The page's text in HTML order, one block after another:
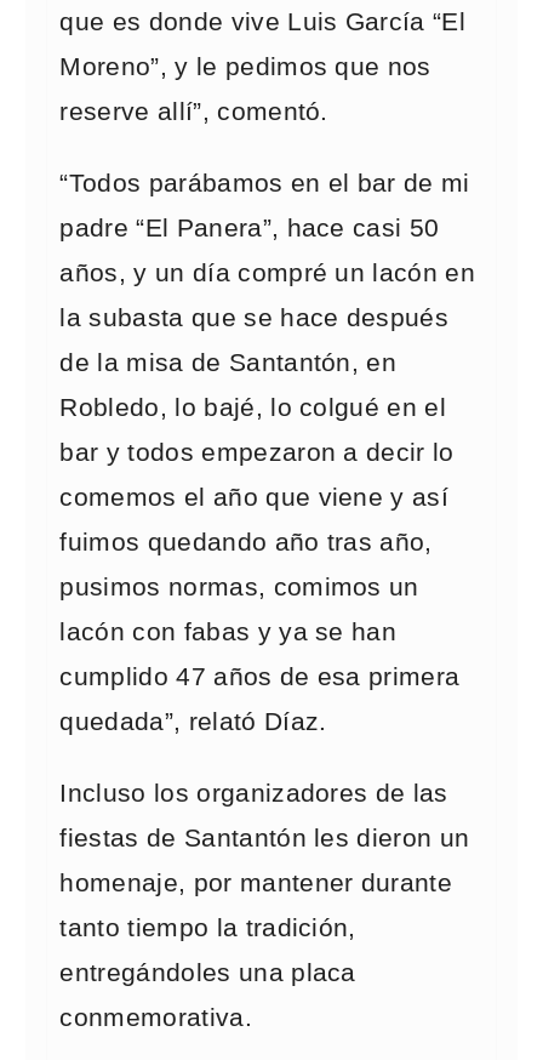
que es donde vive Luis García “El
Moreno”, y le pedimos que nos
reserve allí”, comentó.
“Todos parábamos en el bar de mi
padre “El Panera”, hace casi 50
años, y un día compré un lacón en
la subasta que se hace después
de la misa de Santantón, en
Robledo, lo bajé, lo colgué en el
bar y todos empezaron a decir lo
comemos el año que viene y así
fuimos quedando año tras año,
pusimos normas, comimos un
lacón con fabas y ya se han
cumplido 47 años de esa primera
quedada”, relató Díaz.
Incluso los organizadores de las
fiestas de Santantón les dieron un
homenaje, por mantener durante
tanto tiempo la tradición,
entregándoles una placa
conmemorativa.